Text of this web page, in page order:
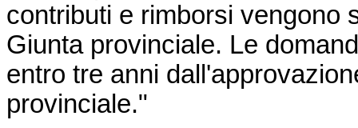
contributi e rimborsi vengono
Giunta provinciale. Le
entro tre anni
provinciale."